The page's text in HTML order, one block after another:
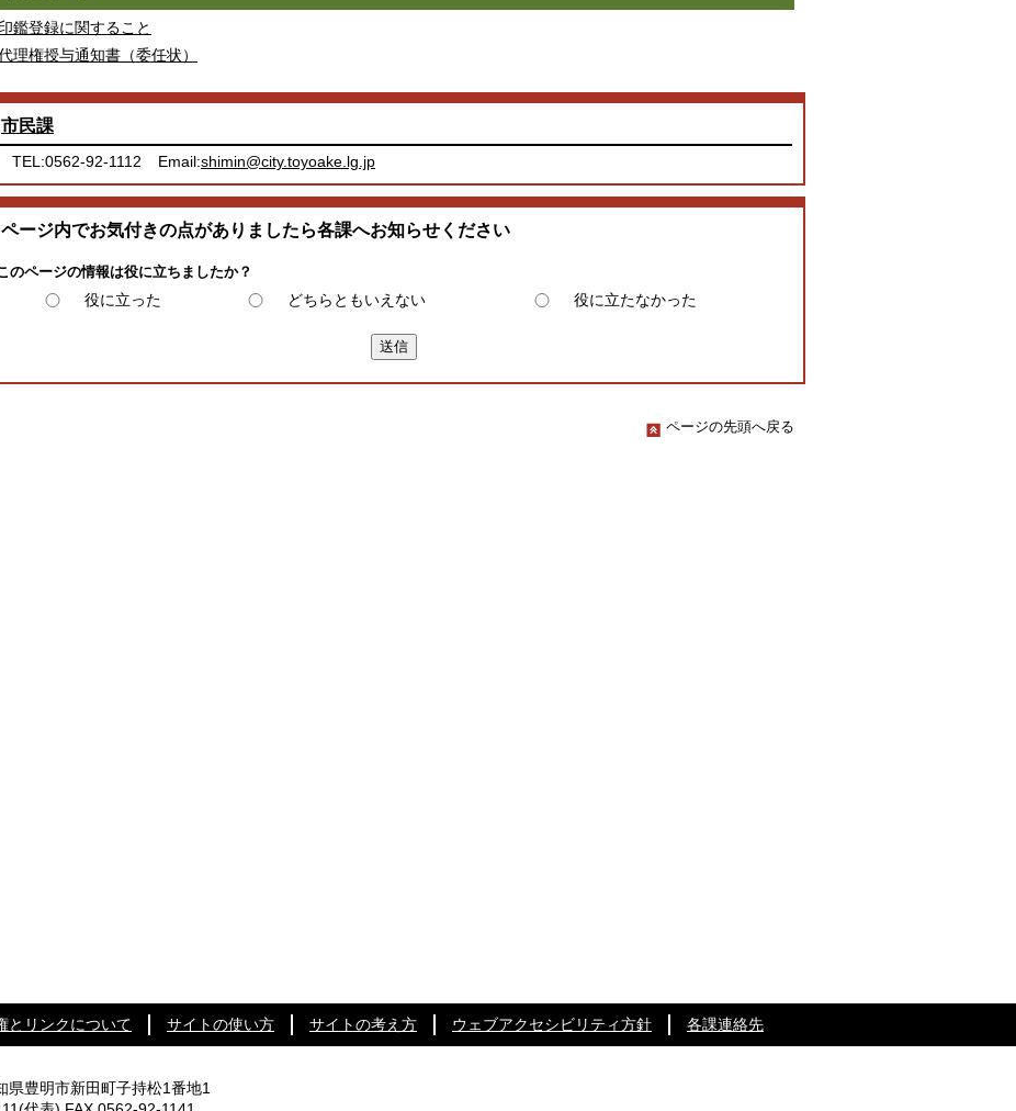
印鑑登録に関すること
理権授与通知書（委任状）
市民課
TEL:0562-92-1112 Email:shimin@city.toyoake.lg.jp
ページ内でお気付きの点がありましたら各課へお知らせください
のページの情報は役に立ちましたか？
役に立った どちらともいえない 役に立たなかった
ページの先頭へ戻る
とリンクについて サイトの使い方 サイトの考え方 ウェブアクセシビリティ方針 各課連絡先
県豊明市新田町子持松1番地1